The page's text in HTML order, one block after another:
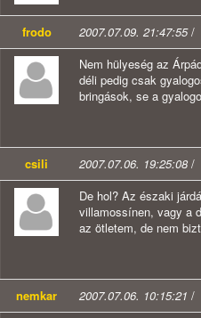
frodo 2007.07.09. 21:47:55/
Nem hülyeség az
déli pedig csak
bringások, se a
csili 2007.07.06. 19:25:08 /
De hol? Az északi
villamossínen, vagy a
az ötletem, de nem
nemkar 2007.07.06. 10:15:21 /